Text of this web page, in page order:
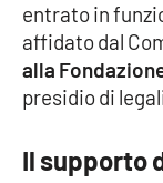
Parchi Marini
Leggendo
Imprese Di
entrato in
affidato dal
alla
presidio di
Il supporto